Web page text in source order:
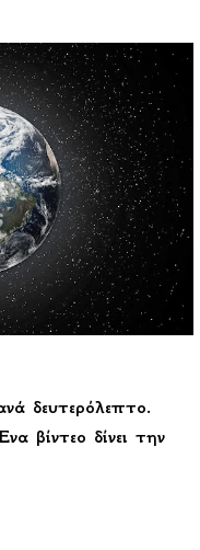
δευτερόλεπτο.
βίντεο δίνει την